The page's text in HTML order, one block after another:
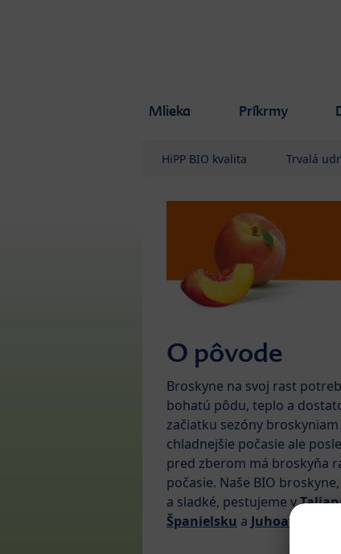
Mlieka Príkrmy
HiPP BIO kvalita Trvalá
O pôvode
Broskyne na svoj rast
bohatú pôdu, teplo a
začiatku sezóny
chladnejšie počasie ale
pred zberom má broskyňa
počasie. Naše BIO
a sladké, pestujeme v
Španielsku a Juhoafrickej